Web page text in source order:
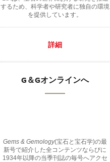
するため、科学者や研究者に独自の環境
を提供しています。
詳細
G＆Gオンラインへ
Gems & Gemology(宝石と宝石学)の最
新号で紹介した全コンテンツならびに
1934年以降の当季刊誌の毎号へアクセ